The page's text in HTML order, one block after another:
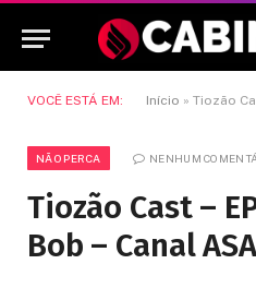
VOCÊ ESTÁ EM: Início » Tiozão
NÃO PERCA NENHUM
Tiozão Cast –
Bob – Canal ASA